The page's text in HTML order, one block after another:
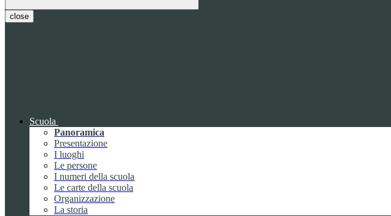
close
Scuola
Panoramica
Presentazione
I luoghi
Le persone
I numeri della scuola
Le carte della scuola
Organizzazione
La storia